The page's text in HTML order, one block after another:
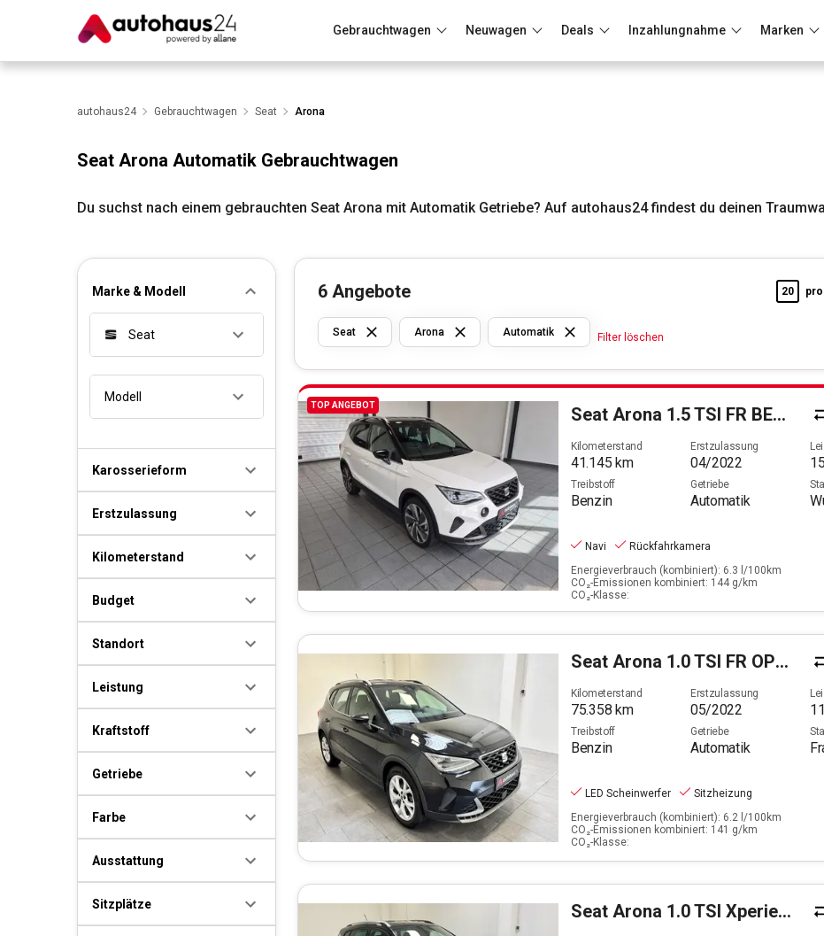
Gebrauchtwagen Neuwagen Deals Inzahlungnahme Marken
Wir bewerten dein AutoRund um die Inzahlungnahme
autohaus24 Gebrauchtwagen Seat Arona
Seat Arona Automatik Gebrauchtwagen
Du suchst nach einem gebrauchten Seat Arona mit Automatik Getriebe? Auf autohaus24 findest du deinen
Marke & Modell
Seat
Modell
Karosserieform
Erstzulassung
Kilometerstand
Budget
Standort
Leistung
Kraftstoff
Getriebe
Farbe
Ausstattung
Sitzplätze
6 Angebote
Automatik
Filter löschen
20
Seat Arona Automatik Filter löschen
TOP ANGEBOT Seat Arona 1.5 TSI FR BEATS OPF (EURO 6d)
Kilometerstand
41.145 km
Erstzulassung
04/2022
Treibstoff
Benzin
Getriebe
Automatik
Navi
Rückfahrkamera
Energieverbrauch (kombiniert): 6.3 l/100km
CO₂-Emissionen kombiniert: 144 g/km
CO₂-Klasse:
Seat Arona 1.0 TSI FR OPF (EURO 6d)
Kilometerstand
75.358 km
Erstzulassung
05/2022
Treibstoff
Benzin
Getriebe
Automatik
LED Scheinwerfer
Sitzheizung
Energieverbrauch (kombiniert): 6.2 l/100km
CO₂-Emissionen kombiniert: 141 g/km
CO₂-Klasse:
Seat Arona 1.0 TSI Xperience